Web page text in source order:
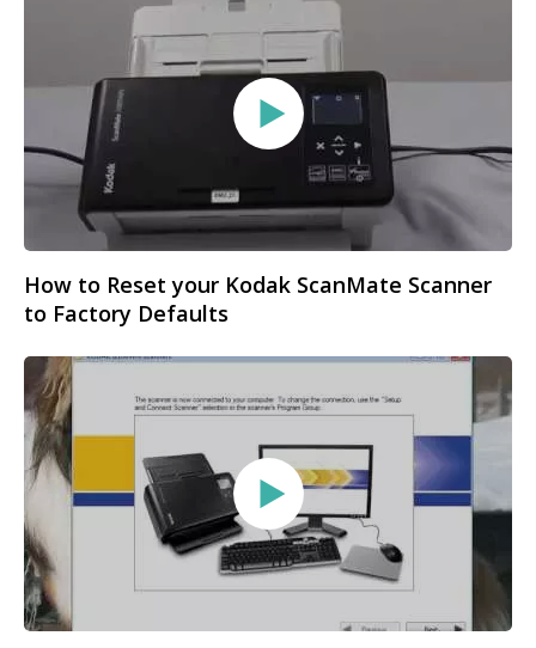
How to Reset your Kodak ScanMate Scanner
to Factory Defaults